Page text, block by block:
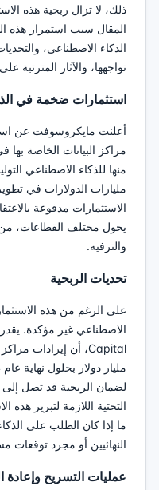
ذلك، لا تزال ربحية هذه
المقال سبب استمرار هذه
الذكاء الاصطناعي،
تواجهها، والآثار المترتبة
استثمارات ضخمة في
مليارات الدولارات في
الاستثمارات مدفوعة
يحول مختلف القطاعات، من
والترفيه.
تحديات الربحية
على الرغم من هذه
التحتية اللازمة لتبرير
ما إذا كان الطلب على
النهائيين أو مجرد توقعات
عمليات التسريح وإعادة